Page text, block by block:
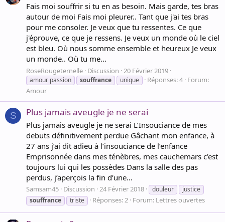
Fais moi souffrir si tu en as besoin. Mais garde, tes bras
autour de moi Fais moi pleurer.. Tant que j'ai tes bras
pour me consoler. Je veux que tu ressentes. Ce que
j'éprouve, ce que je ressens. Je veux un monde où le ciel
est bleu. Où nous somme ensemble et heureux Je veux
un monde.. Où tu me...
RoseRougeternelle Discussion 20 Février 2019
amour passion souffrance unique Réponses: 4 Forum:
Amour
S Plus jamais aveugle je ne serai
Plus jamais aveugle je ne serai L’Insouciance de mes
debuts définitivement perdue Gâchant mon enfance, à
27 ans j’ai dit adieu à l’insouciance de l’enfance
Emprisonnée dans mes ténèbres, mes cauchemars c’est
toujours lui qui les possèdes Dans la salle des pas
perdus, j’aperçois la fin d’une...
Samsam45 Discussion 24 Février 2018 douleur
justice
souffrance
triste Réponses: 2 Forum: Lettres ouvertes